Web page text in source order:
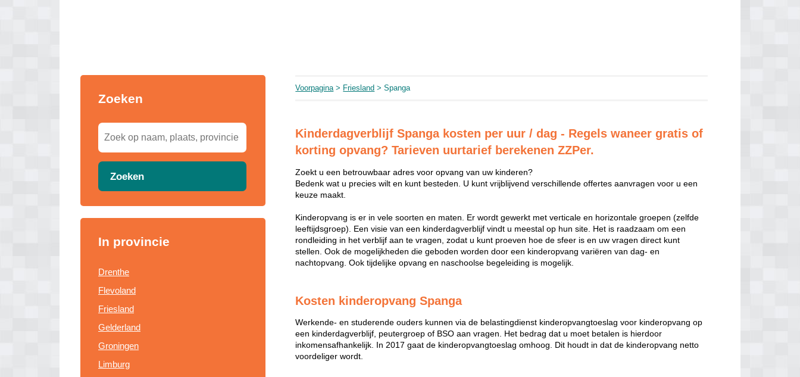
Zoeken
Zoeken
In provincie
Drenthe
Flevoland
Friesland
Gelderland
Groningen
Limburg
Voorpagina> Friesland > Spanga
Kinderdagverblijf Spanga kosten per uur / dag - Regels waneer gratis of
korting opvang? Tarieven uurtarief berekenen ZZPer.
Zoekt u een betrouwbaar adres voor opvang van uw kinderen?
Bedenk wat u precies wilt en kunt besteden. U kunt vrijblijvend verschillende offertes aanvragen voor u een
keuze maakt.
Kinderopvang is er in vele soorten en maten. Er wordt gewerkt met verticale en horizontale groepen (zelfde
leeftijdsgroep). Een visie van een kinderdagverblijf vindt u meestal op hun site. Het is raadzaam om een
rondleiding in het verblijf aan te vragen, zodat u kunt proeven hoe de sfeer is en uw vragen direct kunt
stellen. Ook de mogelijkheden die geboden worden door een kinderopvang variëren van dag- en
nachtopvang. Ook tijdelijke opvang en naschoolse begeleiding is mogelijk.
Kosten kinderopvang Spanga
Werkende- en studerende ouders kunnen via de belastingdienst kinderopvangtoeslag voor kinderopvang op
een kinderdagverblijf, peutergroep of BSO aan vragen. Het bedrag dat u moet betalen is hierdoor
inkomensafhankelijk. In 2017 gaat de kinderopvangtoeslag omhoog. Dit houdt in dat de kinderopvang netto
voordeliger wordt.